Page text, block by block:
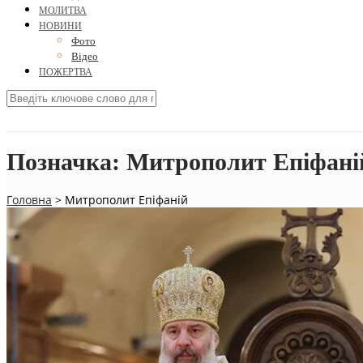
МОЛИТВА
НОВИНИ
Фото
Відео
ПОЖЕРТВА
Позначка: Митрополит
Головна > Митрополит Епіфаній